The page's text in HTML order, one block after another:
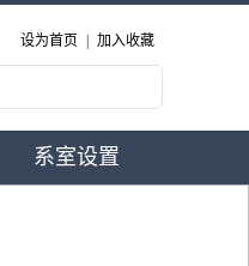
设为首页 加入收藏
系室设置